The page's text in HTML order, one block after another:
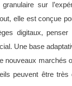
sur
elle est conçue
digitaux, penser
Une base
nouveaux marchés
peuvent être